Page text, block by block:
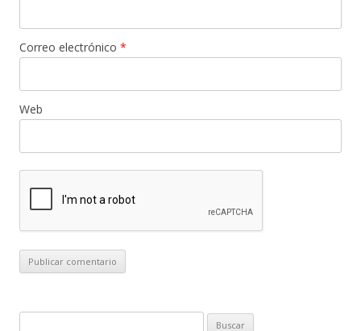
Correo electrónico *
Web